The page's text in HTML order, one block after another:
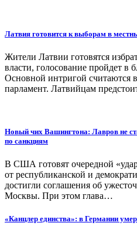
Латвия готовится к выборам в
Жители Латвии готовятся
власти, голосование пройдет в
Основной интригой считаются
парламент. Латвийцам
Новый чих Вашингтона: Лавров не
по санкциям
В США готовят очередной
от республиканской и
достигли соглашения об
Москвы. При этом глава…
«Канцлер единства»: в Германии